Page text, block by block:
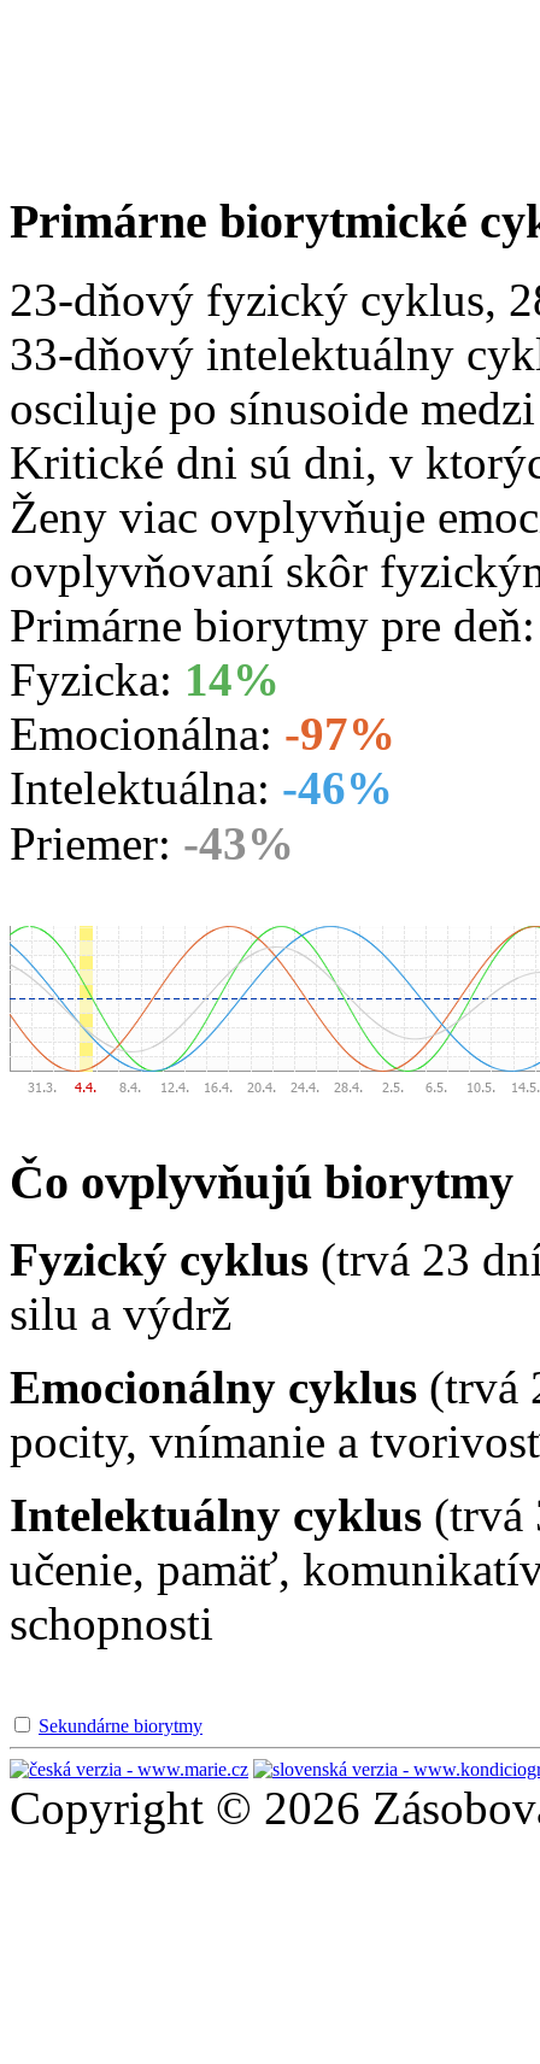
Primárne biorytmické
23-dňový fyzický cyklus,
33-dňový intelektuálny
osciluje po sínusoide
Kritické dni sú dni, v
Ženy viac ovplyvňuje
ovplyvňovaní skôr
Primárne biorytmy pre
Fyzicka: 14%
Emocionálna: -97%
Intelektuálna: -46%
Priemer: -43%
Čo ovplyvňujú biorytmy
Fyzický cyklus (trvá 23
silu a výdrž
Emocionálny cyklus (trvá
pocity, vnímanie a
Intelektuálny cyklus (trvá
učenie, pamäť,
schopnosti
Sekundárne biorytmy
Copyright © 2026